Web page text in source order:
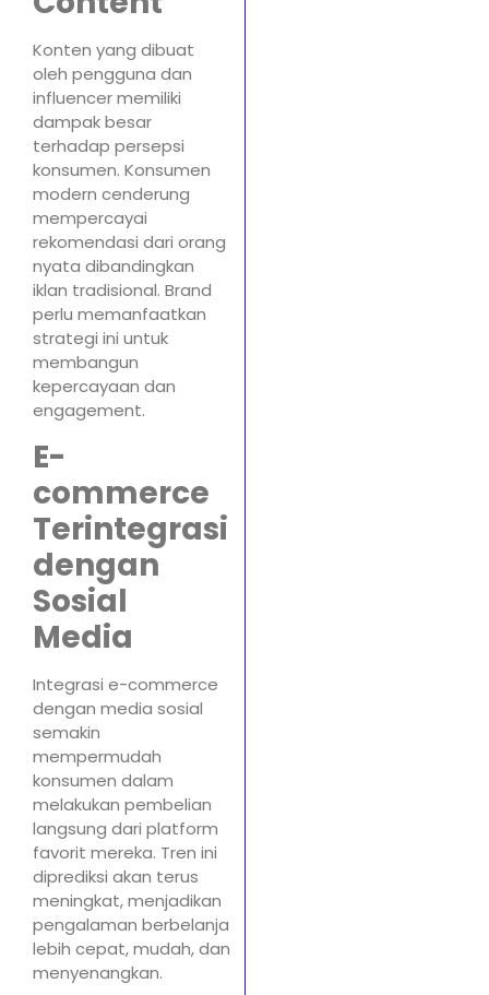
Konten yang dibuat
oleh pengguna dan
influencer memiliki
dampak besar
terhadap persepsi
konsumen. Konsumen
modern cenderung
mempercayai
rekomendasi dari orang
nyata dibandingkan
iklan tradisional. Brand
perlu memanfaatkan
strategi ini untuk
membangun
kepercayaan dan
engagement.
E-
commerce
Terintegrasi
dengan
Sosial
Media
Integrasi e-commerce
dengan media sosial
semakin
mempermudah
konsumen dalam
melakukan pembelian
langsung dari platform
favorit mereka. Tren ini
diprediksi akan terus
meningkat, menjadikan
pengalaman berbelanja
lebih cepat, mudah, dan
menyenangkan.